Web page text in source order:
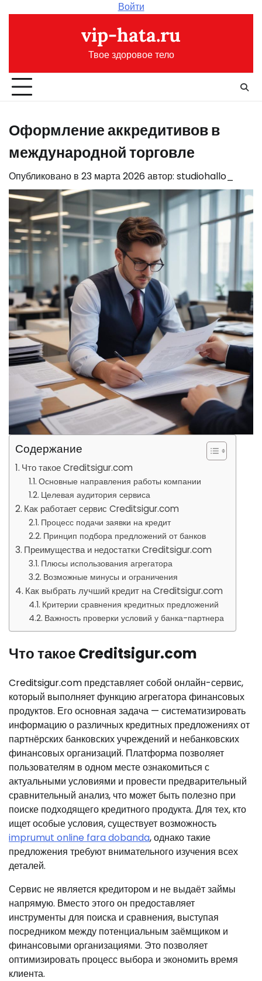
Войти
vip-hata.ru
Твое здоровое тело
Оформление аккредитивов в
международной торговле
Опубликовано в 23 марта 2026автор: studiohallo_
Содержание
Что такое Creditsigur.com
Основные направления работы компании
Целевая аудитория сервиса
Как работает сервис Creditsigur.com
Процесс подачи заявки на кредит
Принцип подбора предложений от банков
Преимущества и недостатки Creditsigur.com
Плюсы использования агрегатора
Возможные минусы и ограничения
Как выбрать лучший кредит на Creditsigur.com
Критерии сравнения кредитных предложений
Важность проверки условий у банка-партнера
Что такое Creditsigur.com
Creditsigur.com представляет собой онлайн-сервис,
который выполняет функцию агрегатора финансовых
продуктов. Его основная задача — систематизировать
информацию о различных кредитных предложениях от
партнёрских банковских учреждений и небанковских
финансовых организаций. Платформа позволяет
пользователям в одном месте ознакомиться с
актуальными условиями и провести предварительный
сравнительный анализ, что может быть полезно при
поиске подходящего кредитного продукта. Для тех, кто
ищет особые условия, существует возможность
imprumut online fara dobanda, однако такие
предложения требуют внимательного изучения всех
деталей.
Сервис не является кредитором и не выдаёт займы
напрямую. Вместо этого он предоставляет
инструменты для поиска и сравнения, выступая
посредником между потенциальным заёмщиком и
финансовыми организациями. Это позволяет
оптимизировать процесс выбора и экономить время
клиента.